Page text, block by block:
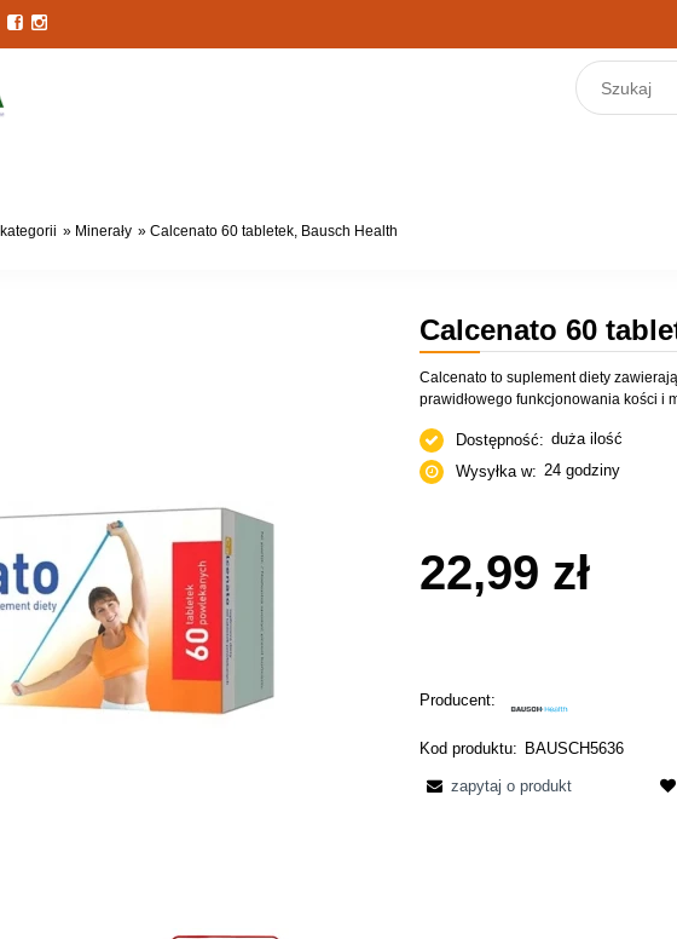
» Minerały » Calcenato 60 tabletek, Bausch Health
Calcenato 60
Calcenato to suplement diety
prawidłowego funkcjonowania kości i
Dostępność: duża ilość
Wysyłka w: 24 godziny
22,99 zł
Producent:
Kod produktu: BAUSCH5636
zapytaj o produkt